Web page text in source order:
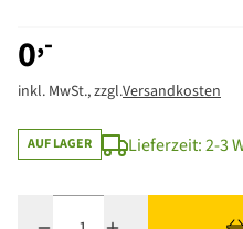
0,-
inkl. MwSt., zzgl.Versandkosten
AUF LAGER Lieferzeit: 2-3